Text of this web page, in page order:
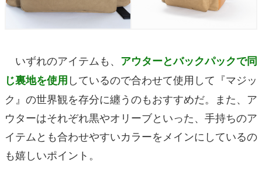
いずれのアイテムも、 アウターとバックパックで同
じ裏地を使用しているので合わせて使用して『マジッ
ク』の世界観を存分に纏うのもおすすめだ。また、ア
ウターはそれぞれ黒やオリーブといった、手持ちのア
イテムとも合わせやすいカラーをメインにしているの
も嬉しいポイント。